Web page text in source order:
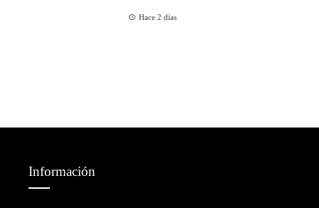
Hace 2 días
Información